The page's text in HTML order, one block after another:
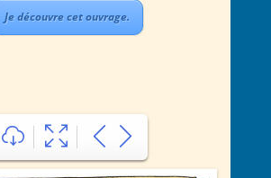
Je découvre cet ouvrage.